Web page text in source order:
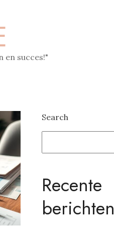
en succes!"
Search
Recente
berichten